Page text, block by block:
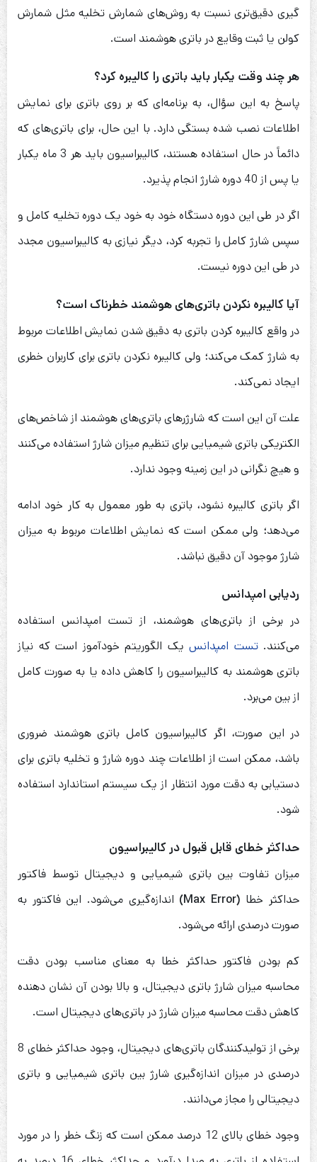
گیری دقیق‌تری نسبت به روش‌های شمارش تخلیه مثل شمارش
کولن یا ثبت وقایع در باتری هوشمند است.
هر چند وقت یکبار باید باتری را کالیبره کرد؟
پاسخ به این سؤال، به برنامه‌ای که بر روی باتری برای نمایش
اطلاعات نصب شده بستگی دارد. با این حال، برای باتری‌های که
دائماً در حال استفاده هستند، کالیبراسیون باید هر 3 ماه یکبار
یا پس از 40 دوره شارژ انجام پذیرد.
اگر در طی این دوره دستگاه خود به خود یک دوره تخلیه کامل و
سپس شارژ کامل را تجربه کرد، دیگر نیازی به کالیبراسیون مجدد
در طی این دوره نیست.
آیا کالیبره نکردن باتری‌های هوشمند خطرناک است؟
در واقع کالیبره کردن باتری به دقیق شدن نمایش اطلاعات مربوط
به شارژ کمک می‌کند؛ ولی کالیبره نکردن باتری برای کاربران خطری
ایجاد نمی‌کند.
علت آن این است که شارژرهای باتری‌های هوشمند از شاخص‌های
الکتریکی باتری شیمیایی برای تنظیم میزان شارژ استفاده می‌کنند
و هیچ نگرانی در این زمینه وجود ندارد.
اگر باتری کالیبره نشود، باتری به طور معمول به کار خود ادامه
می‌دهد؛ ولی ممکن است که نمایش اطلاعات مربوط به میزان
شارژ موجود آن دقیق نباشد.
ردیابی امپدانس
در برخی از باتری‌های هوشمند، از تست امپدانس استفاده
می‌کنند.تست امپدانس یک الگوریتم خودآموز است که نیاز
باتری هوشمند به کالیبراسیون را کاهش داده یا به صورت کامل
از بین می‌برد.
در این صورت، اگر کالیبراسیون کامل باتری هوشمند ضروری
باشد، ممکن است از اطلاعات چند دوره شارژ و تخلیه باتری برای
دستیابی به دقت مورد انتظار از یک سیستم استاندارد استفاده
شود.
حداکثر خطای قابل قبول در کالیبراسیون
میزان تفاوت بین باتری شیمیایی و دیجیتال توسط فاکتور
حداکثر خطا (Max Error)
اندازه‌گیری می‌شود. این فاکتور به
صورت درصدی ارائه می‌شود.
کم بودن فاکتور حداکثر خطا به معنای مناسب بودن دقت
محاسبه میزان شارژ باتری دیجیتال، و بالا بودن آن نشان دهنده
کاهش دقت محاسبه میزان شارژ در باتری‌های دیجیتال است.
برخی از تولیدکنندگان باتری‌های دیجیتال، وجود حداکثر خطای 8
درصدی در میزان اندازه‌گیری شارژ بین باتری شیمیایی و باتری
دیجیتالی را مجاز می‌دانند.
وجود خطای بالای 12 درصد ممکن است که زنگ خطر را در مورد